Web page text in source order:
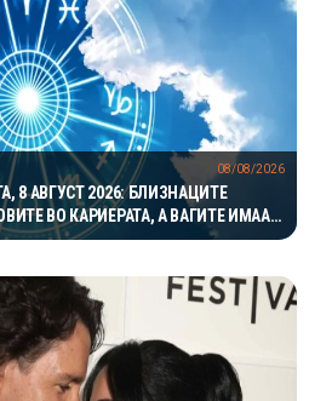
8 АВГУСТ 2026: БЛИЗНАЦИТЕ
ВО КАРИЕРАТА, А ВАГИТЕ ИМААТ
08/08/2026